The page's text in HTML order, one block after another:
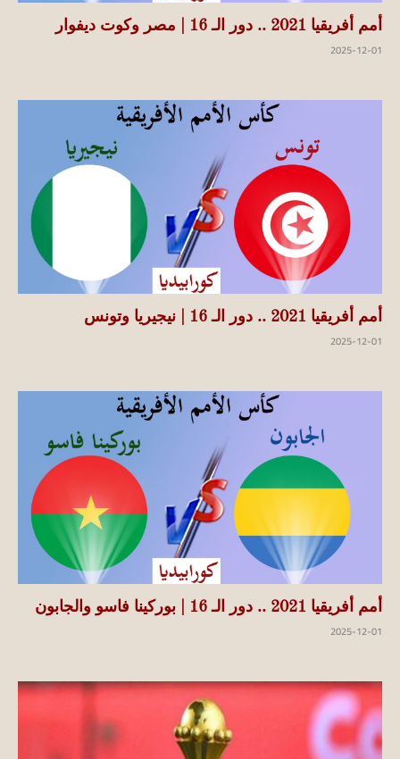
أمم أفريقيا 2021 .. دور الـ 16 | مصر وكوت ديفوار
2025-12-01
أمم أفريقيا 2021 .. دور الـ 16 | نيجيريا وتونس
2025-12-01
أمم أفريقيا 2021 .. دور الـ 16 | بوركينا فاسو والجابون
2025-12-01